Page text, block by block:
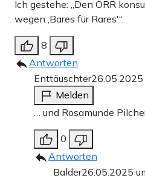
Ich gestehe: „Den ÖRR
wegen ‚Bares für Rares'“.
8
Antworten
Enttäuschter
Melden
… und Rosamunde
0
Antworten
Balder26.05.2025